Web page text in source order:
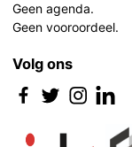
Geen agenda.
Geen vooroordeel.
Volg ons